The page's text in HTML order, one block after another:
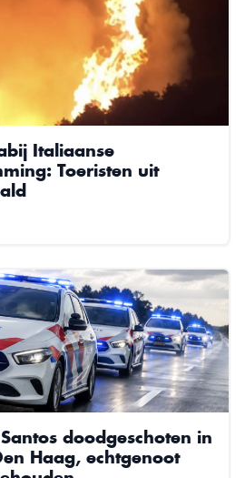
Italiaanse
Toeristen uit
doodgeschoten in
Haag, echtgenoot